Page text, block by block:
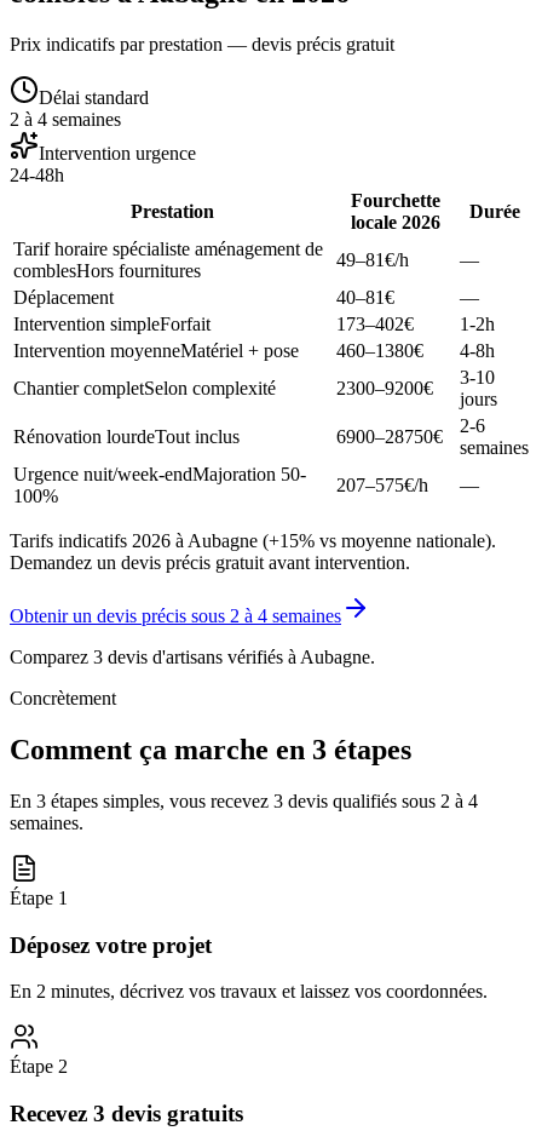
Prix indicatifs par prestation — devis précis gratuit
Délai standard
2 à 4 semaines
Intervention urgence
24-48h
Prestation
Fourchette
locale 2026
Durée
Tarif horaire spécialiste aménagement de
comblesHors fournitures
49–81€/h
—
Déplacement
40–81€
—
Intervention simpleForfait 173–402€
1-2h
Intervention moyenneMatériel + pose 460–1380€
4-8h
Chantier completSelon complexité 2300–9200€
3-10
jours
Rénovation lourdeTout inclus 6900–28750€
2-6
semaines
Urgence nuit/week-endMajoration 50-
100%
207–575€/h —
Tarifs indicatifs 2026 à Aubagne (+15% vs moyenne nationale).
Demandez un devis précis gratuit avant intervention.
Obtenir un devis précis sous 2 à 4 semaines
Comparez 3 devis d'artisans vérifiés à Aubagne.
Concrètement
Comment ça marche en 3 étapes
En 3 étapes simples, vous recevez 3 devis qualifiés sous 2 à 4
semaines.
Étape 1
Déposez votre projet
En 2 minutes, décrivez vos travaux et laissez vos coordonnées.
Étape 2
Recevez 3 devis gratuits